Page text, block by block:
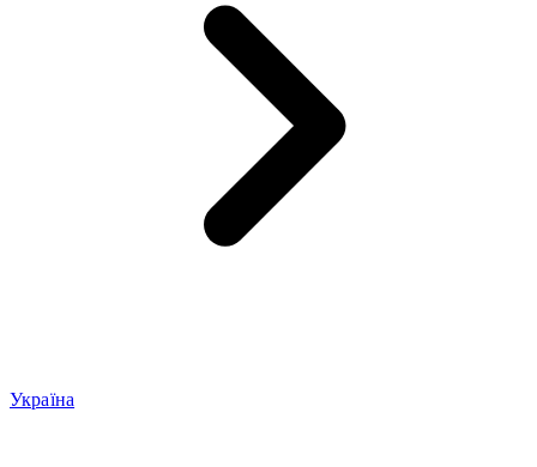
Україна